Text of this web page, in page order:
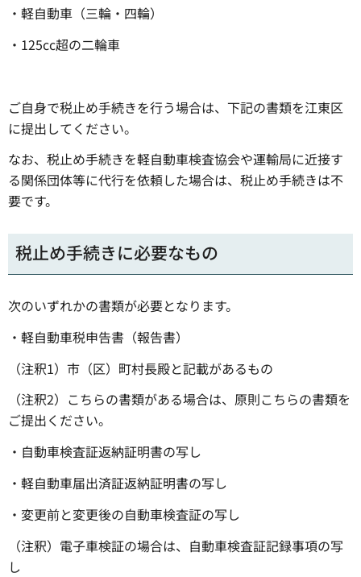
・軽自動車（三輪・四輪）
・125cc超の二輪車
ご自身で税止め手続きを行う場合は、下記の書類を江東区
に提出してください。
なお、税止め手続きを軽自動車検査協会や運輸局に近接す
る関係団体等に代行を依頼した場合は、税止め手続きは不
要です。
税止め手続きに必要なもの
次のいずれかの書類が必要となります。
・軽自動車税申告書（報告書）
（注釈1）市（区）町村長殿と記載があるもの
（注釈2）こちらの書類がある場合は、原則こちらの書類を
ご提出ください。
・自動車検査証返納証明書の写し
・軽自動車届出済証返納証明書の写し
・変更前と変更後の自動車検査証の写し
（注釈）電子車検証の場合は、自動車検査証記録事項の写
し